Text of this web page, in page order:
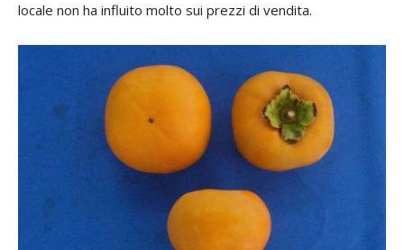
locale non ha influito molto sui prezzi di vendita.